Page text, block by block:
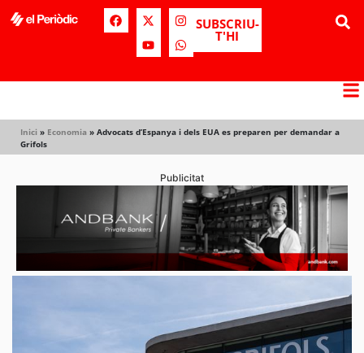
SUBSCRIU-
T'HI
Inici » Economia » Advocats d’Espanya i dels EUA es preparen per demandar a
Grifols
Publicitat